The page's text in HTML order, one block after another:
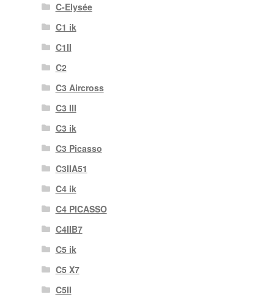
C-Elysée
C1 ik
C1II
C2
C3 Aircross
C3 III
C3 ik
C3 Picasso
C3IIA51
C4 ik
C4 PICASSO
C4IIB7
C5 ik
C5 X7
C5II